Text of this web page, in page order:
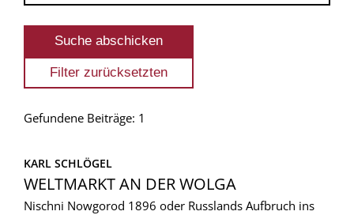
Gefundene Beiträge: 1
KARL SCHLÖGEL
WELTMARKT AN DER WOLGA
Nischni Nowgorod 1896 oder Russlands Aufbruch ins